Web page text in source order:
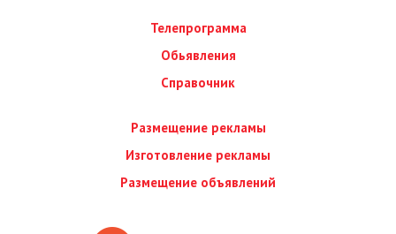
Телепрограмма
Обьявления
Справочник
Размещение рекламы
Изготовление рекламы
Размещение объявлений